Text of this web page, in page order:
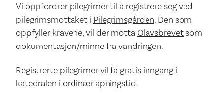
Vi oppfordrer pilegrimer til å registrere seg ved
pilegrimsmottaket i Pilegrimsgården. Den som
oppfyller kravene, vil der motta Olavsbrevetsom
dokumentasjon/minne fra vandringen.
Registrerte pilegrimer vil få gratis inngang i
katedralen i ordinær åpningstid.